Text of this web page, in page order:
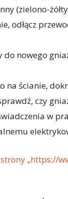
(zielono-
odłącz
do nowego
na ścianie,
czy
w
„https://